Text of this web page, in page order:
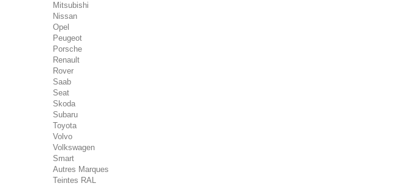
Mitsubishi
Nissan
Opel
Peugeot
Porsche
Renault
Rover
Saab
Seat
Skoda
Subaru
Toyota
Volvo
Volkswagen
Smart
Autres Marques
Teintes RAL